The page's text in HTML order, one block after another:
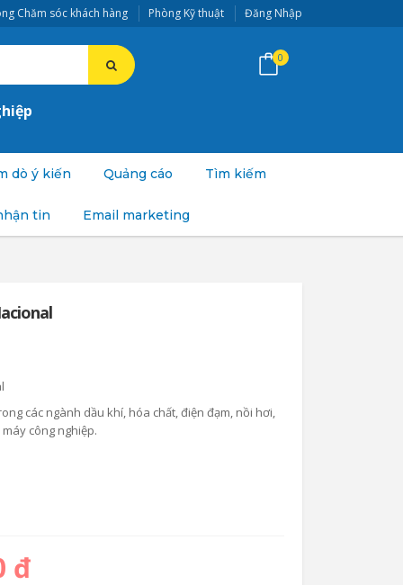
Chăm sóc khách hàng Phòng Kỹ thuật Đăng Nhập
0
dò ý kiến Quảng cáo Tìm kiếm
tin Email marketing
các ngành dầu khí, hóa chất, điện đạm, nồi hơi,
công nghiệp.
đ